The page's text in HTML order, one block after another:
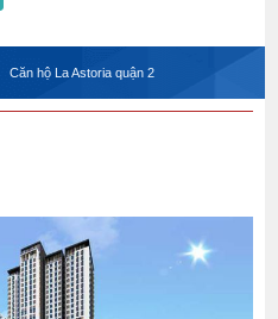
Căn hộ La Astoria quận 2